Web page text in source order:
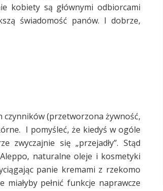
kobiety są głównymi odbiorcami
świadomość panów. I dobrze,
czynników (przetworzona żywność,
I pomyśleć, że kiedyś w ogóle
zwyczajnie się „przejadły”. Stąd
naturalne oleje i kosmetyki
panie kremami z rzekomo
pełnić funkcje naprawcze